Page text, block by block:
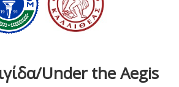
Under the Aegis